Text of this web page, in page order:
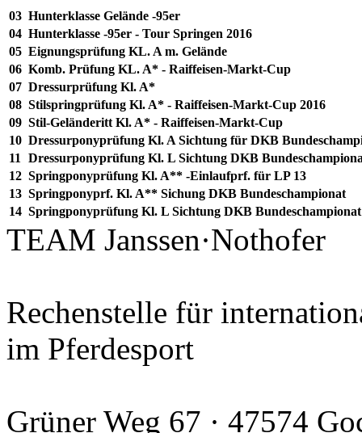
03 Hunterklasse Gelände -95er
04 Hunterklasse -95er - Tour Springen 2016
05 Eignungsprüfung KL. A m. Gelände
06 Komb. Prüfung KL. A* - Raiffeisen-Markt-Cup
07 Dressurprüfung Kl. A*
08 Stilspringprüfung Kl. A* - Raiffeisen-Markt-Cup 2016
09 Stil-Geländeritt Kl. A* - Raiffeisen-Markt-Cup
10 Dressurponyprüfung Kl. A Sichtung für DKB
11
Dressurponyprüfung Kl. L Sichtung DKB
12 Springponyprüfung Kl. A** -Einlaufprf. für LP 13
13 Springponyprf. Kl. A** Sichung DKB Bundeschampionat
14 Springponyprüfung Kl. L Sichtung DKB Bundeschampionat
TEAM Janssen·Nothofer
Rechenstelle für
im Pferdesport
Grüner Weg 67 · 47574